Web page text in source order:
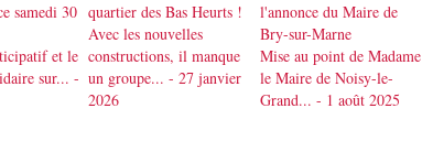
et le
sur... -
Avec les nouvelles
constructions, il manque
un groupe... - 27 janvier
2026
Mise au point de Madame
le Maire de Noisy-le-
Grand... - 1 août 2025